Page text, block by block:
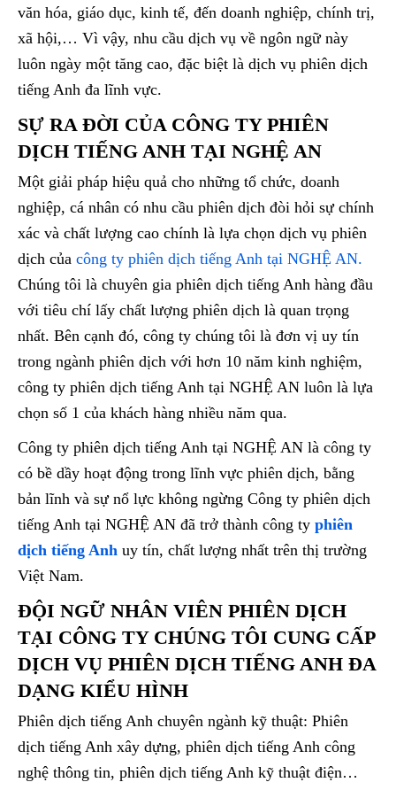
văn hóa, giáo dục, kinh tế, đến doanh nghiệp, chính trị,
xã hội,… Vì vậy, nhu cầu dịch vụ về ngôn ngữ này
luôn ngày một tăng cao, đặc biệt là dịch vụ phiên dịch
tiếng Anh đa lĩnh vực.
SỰ RA ĐỜI CỦA CÔNG TY PHIÊN
DỊCH TIẾNG ANH TẠI NGHỆ AN
Một giải pháp hiệu quả cho những tổ chức, doanh
nghiệp, cá nhân có nhu cầu phiên dịch đòi hỏi sự chính
xác và chất lượng cao chính là lựa chọn dịch vụ phiên
dịch của công ty phiên dịch tiếng Anh tại NGHỆ AN.
Chúng tôi là chuyên gia phiên dịch tiếng Anh hàng đầu
với tiêu chí lấy chất lượng phiên dịch là quan trọng
nhất. Bên cạnh đó, công ty chúng tôi là đơn vị uy tín
trong ngành phiên dịch với hơn 10 năm kinh nghiệm,
công ty phiên dịch tiếng Anh tại NGHỆ AN luôn là lựa
chọn số 1 của khách hàng nhiều năm qua.
Công ty phiên dịch tiếng Anh tại NGHỆ AN là công ty
có bề dầy hoạt động trong lĩnh vực phiên dịch, bằng
bản lĩnh và sự nổ lực không ngừng Công ty phiên dịch
tiếng Anh tại NGHỆ AN đã trở thành công ty phiên
dịch tiếng Anh uy tín, chất lượng nhất trên thị trường
Việt Nam.
ĐỘI NGỮ NHÂN VIÊN PHIÊN DỊCH
TẠI CÔNG TY CHÚNG TÔI CUNG CẤP
DỊCH VỤ PHIÊN DỊCH TIẾNG ANH ĐA
DẠNG KIỂU HÌNH
Phiên dịch tiếng Anh chuyên ngành kỹ thuật: Phiên
dịch tiếng Anh xây dựng, phiên dịch tiếng Anh công
nghệ thông tin, phiên dịch tiếng Anh kỹ thuật điện…